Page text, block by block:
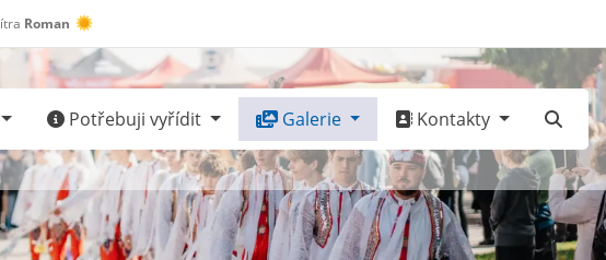
Roman
Potřebuji vyřídit Galerie Kontakty